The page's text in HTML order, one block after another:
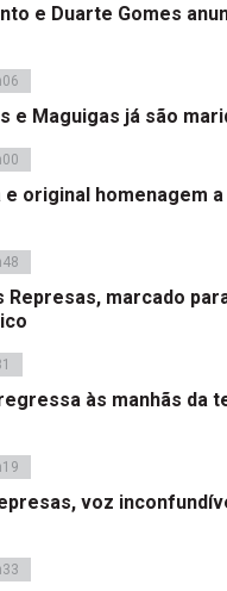
e Duarte Gomes
e Maguigas já são
e original homenagem a
Represas, marcado
às manhãs da
voz